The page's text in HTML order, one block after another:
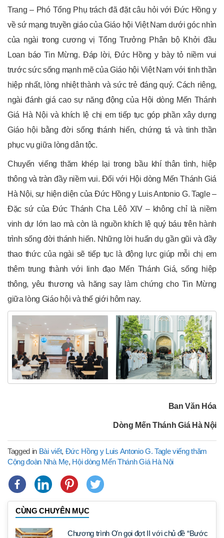
Trang – Phó Tổng Phụ trách đã đặt câu hỏi với Đức Hồng y
về sứ mạng truyền giáo của Giáo hội Việt Nam dưới góc nhìn
của ngài trong cương vị Tổng Trưởng Phân bộ Khởi đầu
Loan báo Tin Mừng. Đáp lời, Đức Hồng y bày tỏ niềm vui
trước sức sống mạnh mẽ của Giáo hội Việt Nam với tinh thần
hiệp nhất, lòng nhiệt thành và sức trẻ đáng quý. Cách riêng,
ngài đánh giá cao sự năng động của Hội dòng Mến Thánh
Giá Hà Nội và khích lệ chị em tiếp tục góp phần xây dựng
Giáo hội bằng đời sống thánh hiến, chứng tá và tinh thần
phục vụ giữa lòng dân tộc.
Chuyến viếng thăm khép lại trong bầu khí thân tình, hiệp
thông và tràn đầy niềm vui. Đối với Hội dòng Mến Thánh Giá
Hà Nội, sự hiện diện của Đức Hồng y Luis Antonio G. Tagle –
Đặc sứ của Đức Thánh Cha Lêô XIV – không chỉ là niềm
vinh dự lớn lao mà còn là nguồn khích lệ quý báu trên hành
trình sống đời thánh hiến. Những lời huấn dụ gần gũi và đầy
thao thức của ngài sẽ tiếp tục là động lực giúp mỗi chị em
thêm trung thành với linh đạo Mến Thánh Giá, sống hiệp
thông, yêu thương và hăng say làm chứng cho Tin Mừng
giữa lòng Giáo hội và thế giới hôm nay.
Ban Văn Hóa
Dòng Mến Thánh Giá Hà Nội
Tagged in Bài viết, Đức Hồng y Luis Antonio G. Tagle viếng thăm
Cộng đoàn Nhà Mẹ, Hội dòng Mến Thánh Giá Hà Nội
CÙNG CHUYÊN MỤC
Chương trình Ơn gọi đợt II với chủ đề “Bước